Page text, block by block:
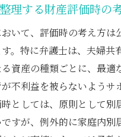
理する財産評価時の
いて、評価時の考え方は
。特に弁護士は、夫婦共
資産の種類ごとに、最適
が不利益を被らないようサ
としては、原則として別
すが、例外的に家庭内別